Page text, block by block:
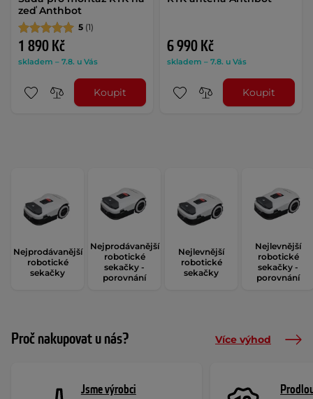
zeď Anthbot
5 (1)
1 890 Kč
skladem – 7.8. u Vás
Koupit
6 990 Kč
skladem – 7.8. u Vás
Koupit
Nejprodávanější
robotické
sekačky
Nejprodávanější
robotické
sekačky -
porovnání
Nejlevnější
robotické
sekačky
Nejlevnější
robotické
sekačky -
porovnání
Proč nakupovat u nás? Více výhod
Jsme výrobci